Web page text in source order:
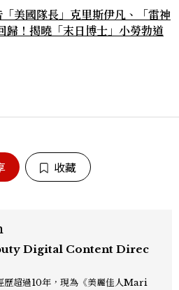
「美國隊長」克里斯伊凡、「雷神
歸！揭曉「末日博士」小勞勃道
收藏
Digital Content Direc
歷超過10年，現為《美麗佳人Mari